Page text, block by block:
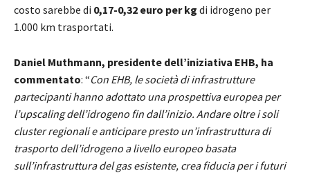
costo sarebbe di 0,17-0,32 euro per kg di idrogeno per
1.000 km trasportati.
Daniel Muthmann, presidente dell’iniziativa EHB, ha
commentato: “Con EHB, le società di infrastrutture
partecipanti hanno adottato una prospettiva europea per
l’upscaling dell’idrogeno fin dall’inizio. Andare oltre i soli
cluster regionali e anticipare presto un’infrastruttura di
trasporto dell’idrogeno a livello europeo basata
sull’infrastruttura del gas esistente, crea fiducia per i futuri